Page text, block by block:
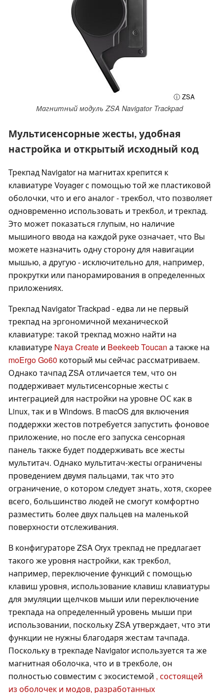
ⓘ ZSA
Магнитный модуль ZSA Navigator Trackpad
Мультисенсорные жесты, удобная
настройка и открытый исходный код
Трекпад Navigator на магнитах крепится к
клавиатуре Voyager с помощью той же пластиковой
оболочки, что и его аналог - трекбол, что позволяет
одновременно использовать и трекбол, и трекпад.
Это может показаться глупым, но наличие
мышиного ввода на каждой руке означает, что Вы
можете назначить одну сторону для навигации
мышью, а другую - исключительно для, например,
прокрутки или панорамирования в определенных
приложениях.
Трекпад Navigator Trackpad - едва ли не первый
трекпад на эргономичной механической
клавиатуре: такой трекпад можно найти на
клавиатуре Naya Create и Beekeeb Toucan а также на
moErgo Go60 который мы сейчас рассматриваем.
Однако тачпад ZSA отличается тем, что он
поддерживает мультисенсорные жесты с
интеграцией для настройки на уровне ОС как в
Linux, так и в Windows. В macOS для включения
поддержки жестов потребуется запустить фоновое
приложение, но после его запуска сенсорная
панель также будет поддерживать все жесты
мультитач. Однако мультитач-жесты ограничены
проведением двумя пальцами, так что это
ограничение, о котором следует знать, хотя, скорее
всего, большинство людей не смогут комфортно
разместить более двух пальцев на маленькой
поверхности отслеживания.
В конфигураторе ZSA Oryx трекпад не предлагает
такого же уровня настройки, как трекбол,
например, переключение функций с помощью
клавиш уровня, использование клавиш клавиатуры
для эмуляции щелчков мыши или переключение
трекпада на определенный уровень мыши при
использовании, поскольку ZSA утверждает, что эти
функции не нужны благодаря жестам тачпада.
Поскольку в трекпаде Navigator используется та же
магнитная оболочка, что и в трекболе, он
полностью совместим с экосистемой , состоящей
из оболочек и модов, разработанных